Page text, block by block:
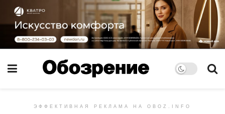
ЭФФЕКТИВНАЯ РЕКЛАМА НА OBOZ.INFO